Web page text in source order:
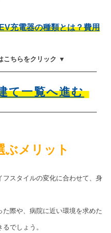
充電器の種類とは？費用
こちらをクリック ▼
て一覧へ進む
ぶメリット
スタイルの変化に合わせて、身
際や、病院に近い環境を求めた
でしょう。